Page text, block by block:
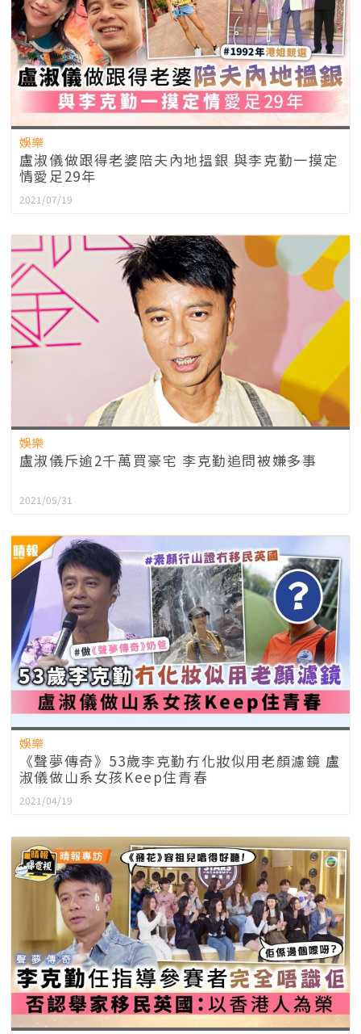
娛樂
盧淑儀做跟得老婆陪夫內地搵銀 與李克勤一摸定
情愛足29年
2021/07/19
娛樂
盧淑儀斥逾2千萬買豪宅 李克勤追問被嫌多事
2021/05/31
娛樂
《聲夢傳奇》53歲李克勤冇化妝似用老顏濾鏡 盧
淑儀做山系女孩Keep住青春
2021/04/19